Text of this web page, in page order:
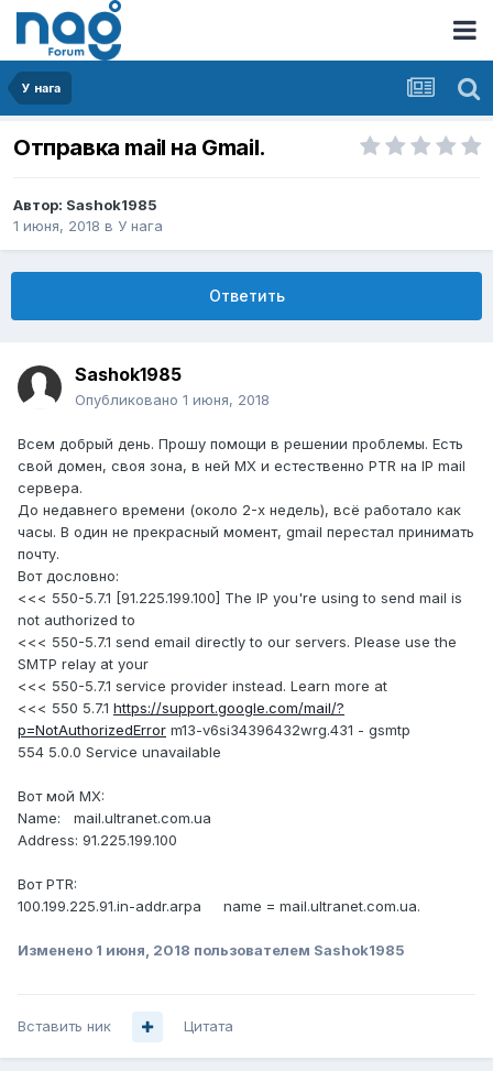
У нага
Отправка mail на Gmail.
Автор: Sashok1985
1 июня, 2018 в У нага
Ответить
Sashok1985
Опубликовано 1 июня, 2018
Всем добрый день. Прошу помощи в решении проблемы. Есть
свой домен, своя зона, в ней MX и естественно PTR на IP mail
сервера.
До недавнего времени (около 2-х недель), всё работало как
часы. В один не прекрасный момент, gmail перестал принимать
почту.
Вот дословно:
<<< 550-5.7.1 [91.225.199.100] The IP you're using to send mail is
not authorized to
<<< 550-5.7.1 send email directly to our servers. Please use the
SMTP relay at your
<<< 550-5.7.1 service provider instead. Learn more at
<<< 550 5.7.1 https://support.google.com/mail/?
p=NotAuthorizedError m13-v6si34396432wrg.431 - gsmtp
554 5.0.0 Service unavailable
Вот мой MX:
Name: mail.ultranet.com.ua
Address: 91.225.199.100
Вот PTR:
100.199.225.91.in-addr.arpa name = mail.ultranet.com.ua.
Изменено 1 июня, 2018 пользователем Sashok1985
Вставить ник Цитата